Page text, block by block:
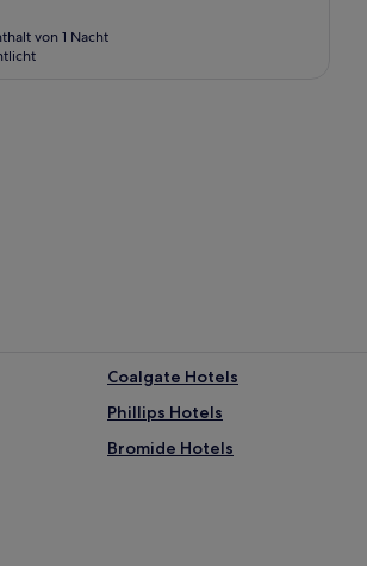
von 1 Nacht
Coalgate Hotels
Phillips Hotels
Bromide Hotels